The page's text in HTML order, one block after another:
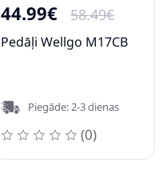
44.99€ 58.49€
Pedāļi Wellgo M17CB
Piegāde: 2-3 dienas
(0)